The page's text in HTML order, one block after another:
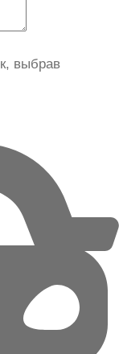
выбрав